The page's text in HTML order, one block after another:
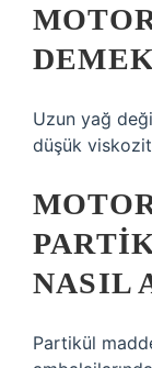
Uzun yağ
düşük
NASIL
Partikül